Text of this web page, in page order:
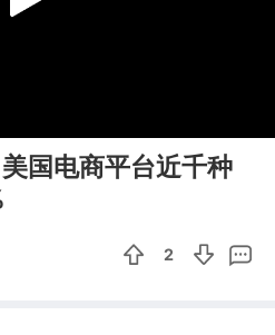
Play
国电商平台近千种
2